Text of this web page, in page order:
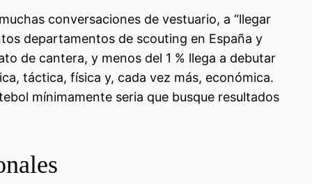
conversaciones de vestuario, a “llegar
departamentos de scouting en España y
de cantera, y menos del 1 % llega a debutar
táctica, física y, cada vez más, económica.
mínimamente seria que busque resultados